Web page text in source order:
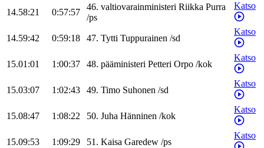
14.58:21 0:57:57
46. valtiovarainministeri Riikka Purra
/ps
Katso
14.59:42 0:59:18 47. Tytti Tuppurainen /sd
Katso
15.01:01 1:00:37 48. pääministeri Petteri Orpo /kok
Katso
15.03:07 1:02:43 49. Timo Suhonen /sd
Katso
15.08:47 1:08:22 50. Juha Hänninen /kok
Katso
15.09:53 1:09:29 51. Kaisa Garedew /ps
Katso